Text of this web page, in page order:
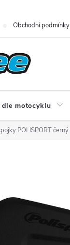
Obchodní podmínky
motocyklu
POLISPORT